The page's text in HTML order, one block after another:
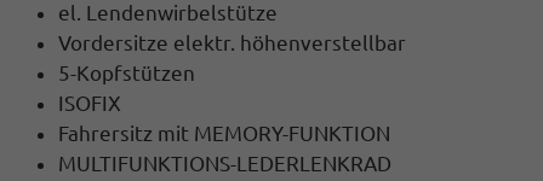
el. Lendenwirbelstütze
Vordersitze elektr. höhenverstellbar
5-Kopfstützen
ISOFIX
Fahrersitz mit MEMORY-FUNKTION
MULTIFUNKTIONS-LEDERLENKRAD